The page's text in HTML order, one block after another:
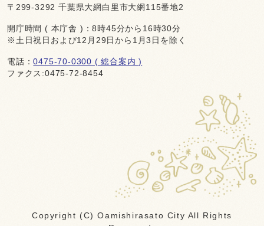
〒299-3292 千葉県大網白里市大網115番地2
開庁時間 ( 本庁舎 )：8時45分から16時30分
※土日祝日および12月29日から1月3日を除く
電話：0475-70-0300 ( 総合案内 )
ファクス:0475-72-8454
Copyright (C) Oamishirasato City All Rights